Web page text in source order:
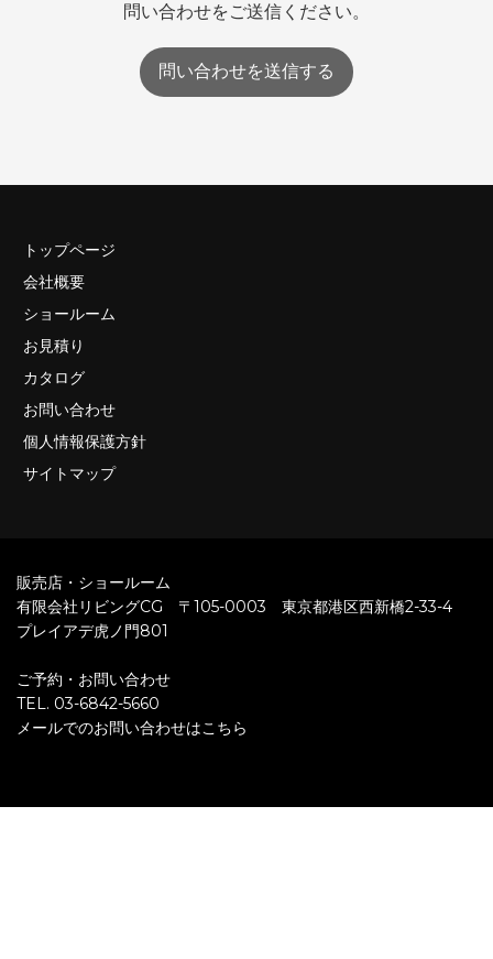
問い合わせをご送信ください。
問い合わせを送信する
トップページ
会社概要
ショールーム
お見積り
カタログ
お問い合わせ
個人情報保護方針
サイトマップ
販売店・ショールーム
有限会社リビングCG 〒105-0003 東京都港区西新橋2-33-4
プレイアデ虎ノ門801
ご予約・お問い合わせ
TEL. 03-6842-5660
メールでのお問い合わせはこちら